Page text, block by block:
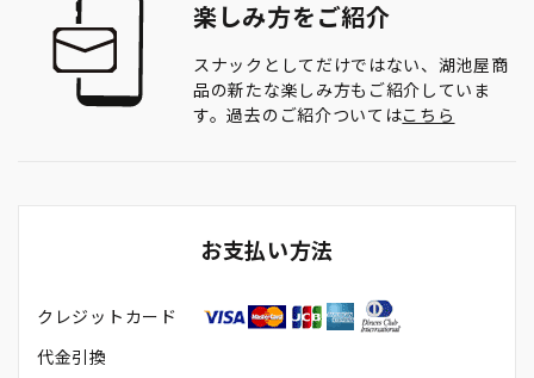
楽しみ方をご紹介
スナックとしてだけではない、湖池屋商
品の新たな楽しみ方もご紹介していま
す。過去のご紹介ついてはこちら
お支払い方法
クレジットカード
代金引換